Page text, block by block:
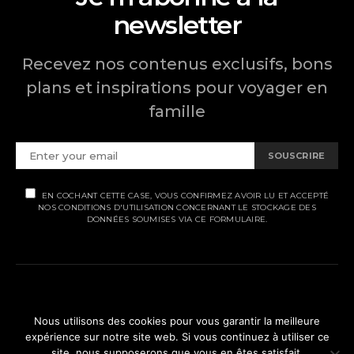
newsletter
Recevez nos contenus exclusifs, bons
plans et inspirations pour voyager en
famille
SOUSCRIRE
EN COCHANT CETTE CASE, VOUS CONFIRMEZ AVOIR LU ET ACCEPTÉ
NOS CONDITIONS D'UTILISATION CONCERNANT LE STOCKAGE DES
DONNÉES SOUMISES VIA CE FORMULAIRE.
MENTIONS LÉGALES
POLITIQUE DE CONFIDENTIALITÉ
Nous utilisons des cookies pour vous garantir la meilleure
expérience sur notre site web. Si vous continuez à utiliser ce